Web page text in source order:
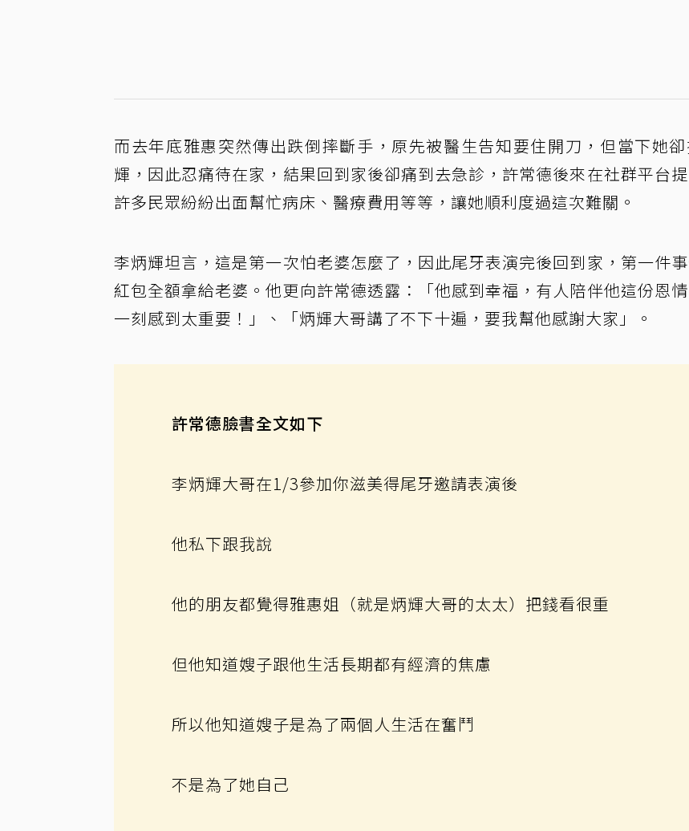
而去年底雅惠突然傳出跌倒摔斷手，原先被醫生告知要住開刀，但當下她
輝，因此忍痛待在家，結果回到家後卻痛到去急診，許常德後來在社群平台提
許多民眾紛紛出面幫忙病床、醫療費用等等，讓她順利度過這次難關。
李炳輝坦言，這是第一次怕老婆怎麼了，因此尾牙表演完後回到家，第一件
紅包全額拿給老婆。他更向許常德透露：「他感到幸福，有人陪伴他這份恩
一刻感到太重要！」、「炳輝大哥講了不下十遍，要我幫他感謝大家」。
許常德臉書全文如下
李炳輝大哥在1/3參加你滋美得尾牙邀請表演後
他私下跟我說
他的朋友都覺得雅惠姐（就是炳輝大哥的太太）把錢看很重
但他知道嫂子跟他生活長期都有經濟的焦慮
所以他知道嫂子是為了兩個人生活在奮鬥
不是為了她自己